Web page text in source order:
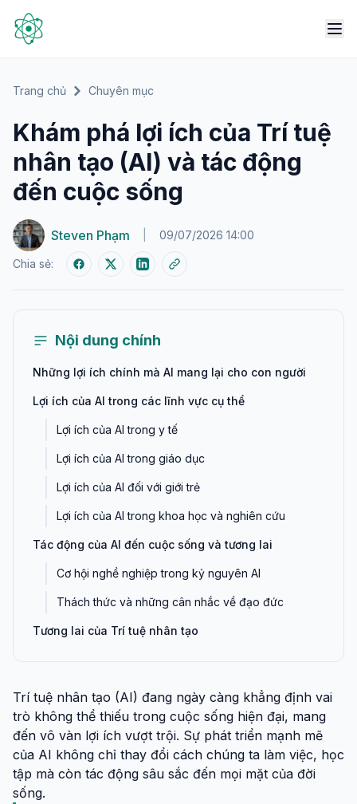
Trang chủ Chuyên mục
Khám phá lợi ích của Trí tuệ
nhân tạo (AI) và tác động
đến cuộc sống
Steven Phạm 09/07/2026 14:00
Chia sẻ:
Nội dung chính
Những lợi ích chính mà AI mang lại cho con người
Lợi ích của AI trong các lĩnh vực cụ thể
Lợi ích của AI trong y tế
Lợi ích của AI trong giáo dục
Lợi ích của AI đối với giới trẻ
Lợi ích của AI trong khoa học và nghiên cứu
Tác động của AI đến cuộc sống và tương lai
Cơ hội nghề nghiệp trong kỷ nguyên AI
Thách thức và những cân nhắc về đạo đức
Tương lai của Trí tuệ nhân tạo
Trí tuệ nhân tạo (AI) đang ngày càng khẳng định vai
trò không thể thiếu trong cuộc sống hiện đại, mang
đến vô vàn lợi ích vượt trội. Sự phát triển mạnh mẽ
của AI không chỉ thay đổi cách chúng ta làm việc, học
tập mà còn tác động sâu sắc đến mọi mặt của đời
sống.